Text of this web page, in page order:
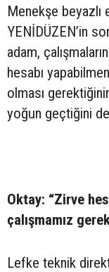
Menekşe
YENİDÜZEN’in
adam,
hesabı
olması
yoğun geçtiğini
Oktay: “Zirve
çalışmamız
Lefke teknik